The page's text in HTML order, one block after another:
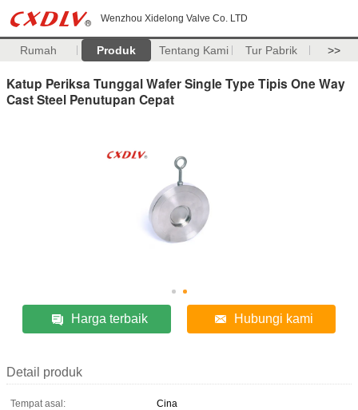
Wenzhou Xidelong Valve Co. LTD
Rumah Produk Tentang Kami Tur Pabrik >>
Katup Periksa Tunggal Wafer Single Type Tipis One Way
Cast Steel Penutupan Cepat
Harga terbaik Hubungi kami
Detail produk
Tempat asal:
Cina